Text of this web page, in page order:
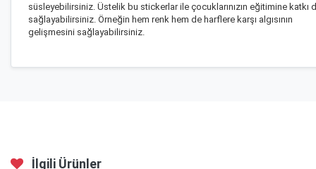
süsleyebilirsiniz. Üstelik bu stickerlar ile çocuklarınızın eğitimine katkı
sağlayabilirsiniz. Örneğin hem renk hem de harflere karşı algısının
gelişmesini sağlayabilirsiniz.
İlgili Ürünler